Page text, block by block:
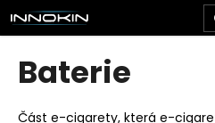
Přejít
na
obsah
Baterie
Část e-cigarety, která e-
K
o